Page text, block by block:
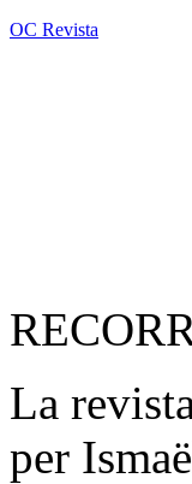
OC Revista
La
per